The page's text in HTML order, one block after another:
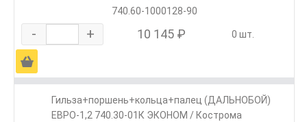
740.60-1000128-90
- + 10 145 ₽ 0 шт.
Ä
Гильза+поршень+кольца+палец (ДАЛЬНОБОЙ)
ЕВРО-1,2 740.30-01К ЭКОНОМ / Кострома